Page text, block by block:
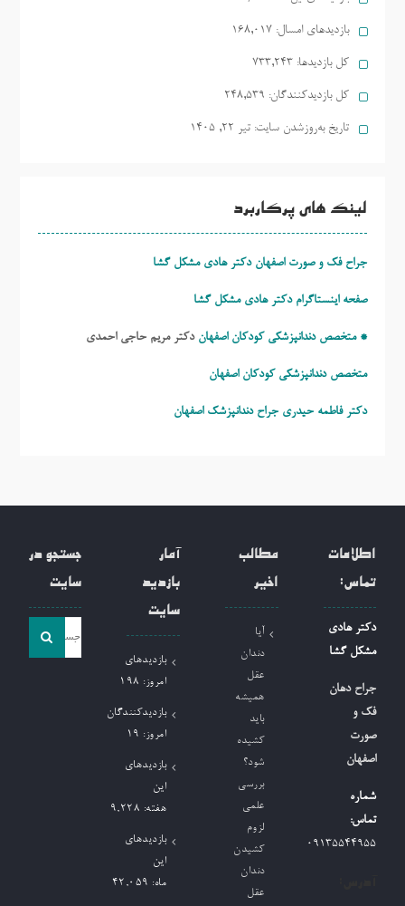
بازدیدهای امسال: 168,017
کل بازدیدها: 733,243
کل بازدیدکنند‌گان: 248,539
تاریخ به‌روزشدن سایت: تیر ۲۲, ۱۴۰۵
لینک های پرکاربرد
جراح فک و صورت اصفهان دکتر هادی مشکل گشا
صفحه اینستاگرام دکتر هادی مشکل گشا
* متخصص دندانپزشکی کودکان اصفهان دکتر مریم حاجی احمدی
متخصص دندانپزشکی کودکان اصفهان
دکتر فاطمه حیدری جراح دندانپزشک اصفهان
اطلاعات
تماس:
دکتر هادی
مشکل گشا
جراح دهان
فک و
صورت
اصفهان
شماره
تماس:
09135544955
مطالب
اخیر
آیا
دندان
عقل
همیشه
باید
کشیده
شود؟
بررسی
علمی
لزوم
کشیدن
دندان
عقل
آمار
بازدید
سایت
بازدیدهای
امروز: 198
بازدیدکنندگان
امروز: 19
بازدیدهای
این
هفته: 9,228
بازدیدهای
این
ماه: 42,059
جستجو در
سایت